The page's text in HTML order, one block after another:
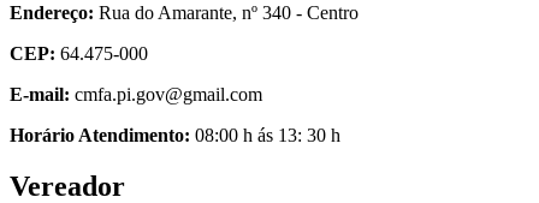
Endereço: Rua do Amarante, nº 340 - Centro
CEP: 64.475-000
E-mail: cmfa.pi.gov@gmail.com
Horário Atendimento: 08:00 h ás 13: 30 h
Vereador